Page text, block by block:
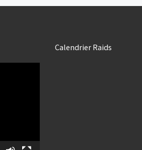
Calendrier Raids